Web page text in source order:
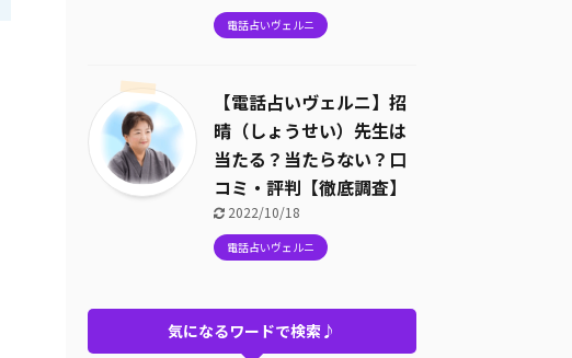
電話占いヴェルニ
【電話占いヴェルニ】招
晴（しょうせい）先生は
当たる？当たらない？口
コミ・評判【徹底調査】
2022/10/18
電話占いヴェルニ
気になるワードで検索♪